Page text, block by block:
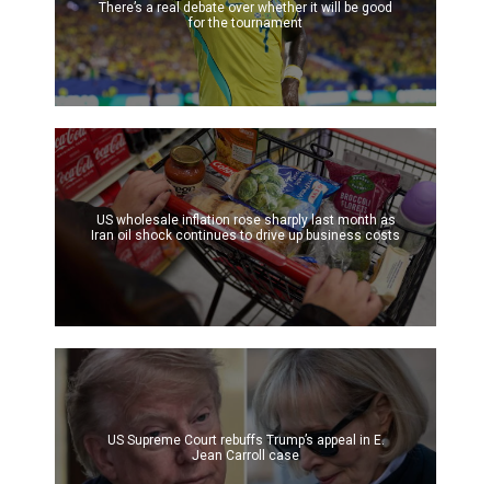
There’s a real debate over whether it will be good
for the tournament
US wholesale inflation rose sharply last month as
Iran oil shock continues to drive up business costs
US Supreme Court rebuffs Trump’s appeal in E.
Jean Carroll case